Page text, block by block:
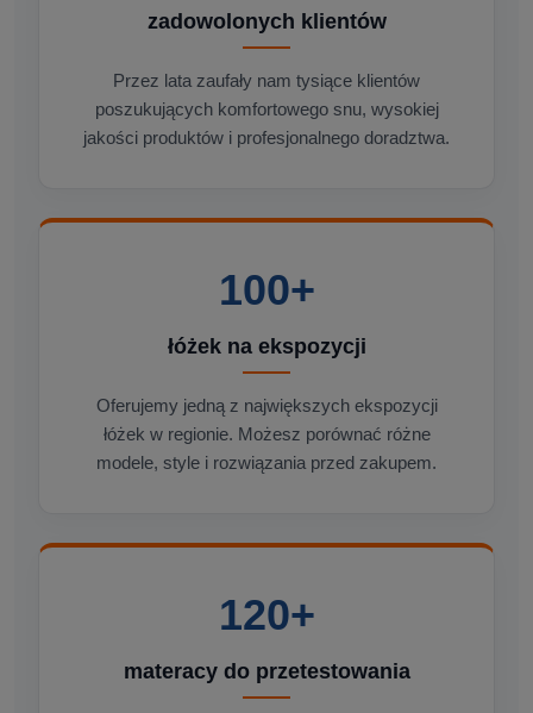
zadowolonych klientów
Przez lata zaufały nam tysiące klientów
poszukujących komfortowego snu, wysokiej
jakości produktów i profesjonalnego doradztwa.
100+
łóżek na ekspozycji
Oferujemy jedną z największych ekspozycji
łóżek w regionie. Możesz porównać różne
modele, style i rozwiązania przed zakupem.
120+
materacy do przetestowania